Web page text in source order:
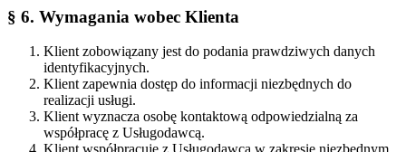
§ 6. Wymagania wobec Klienta
Klient zobowiązany jest do podania prawdziwych danych
identyfikacyjnych.
Klient zapewnia dostęp do informacji niezbędnych do
realizacji usługi.
Klient wyznacza osobę kontaktową odpowiedzialną za
współpracę z Usługodawcą.